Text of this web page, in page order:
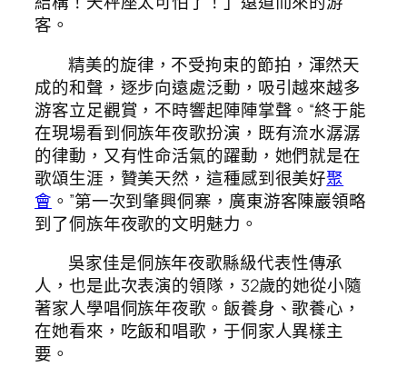
客。
精美的旋律，不受拘束的節拍，渾然天
成的和聲，逐步向遠處泛動，吸引越來越多
游客立足觀賞，不時響起陣陣掌聲。“終于能
在現場看到侗族年夜歌扮演，既有流水潺潺
的律動，又有性命活氣的躍動，她們就是在
歌頌生涯，贊美天然，這種感到很美好聚
會 。”第一次到肇興侗寨，廣東游客陳巖領略
到了侗族年夜歌的文明魅力。
吳家佳是侗族年夜歌縣級代表性傳承
人，也是此次表演的領隊，32歲的她從小隨
著家人學唱侗族年夜歌。飯養身、歌養心，
在她看來，吃飯和唱歌，于侗家人異樣主
要。